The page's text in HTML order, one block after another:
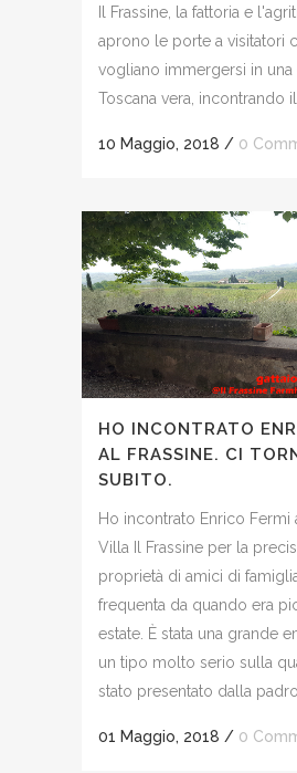
Il Frassine, la fattoria e
aprono le porte a visitatori
vogliano immergersi in una
Toscana vera, incontrando
10 Maggio, 2018 / 0
HO INCONTRATO
AL FRASSINE. CI
SUBITO.
Ho incontrato Enrico Fermi
Villa Il Frassine per la
proprietà di amici di
frequenta da quando era
estate. È stata una grande
un tipo molto serio sulla
stato presentato dalla
01 Maggio, 2018 / 0